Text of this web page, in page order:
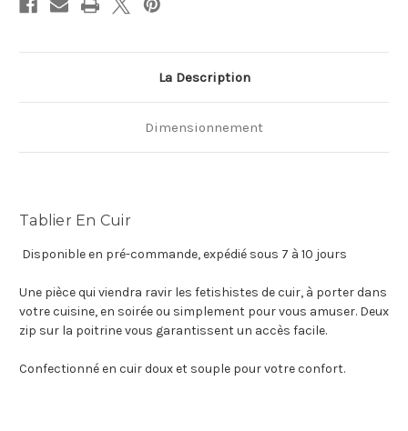
La Description
Dimensionnement
Tablier En Cuir
Disponible en pré-commande, expédié sous 7 à 10 jours
Une pièce qui viendra ravir les fetishistes de cuir, à porter dans
votre cuisine, en soirée ou simplement pour vous amuser. Deux
zip sur la poitrine vous garantissent un accès facile.
Confectionné en cuir doux et souple pour votre confort.